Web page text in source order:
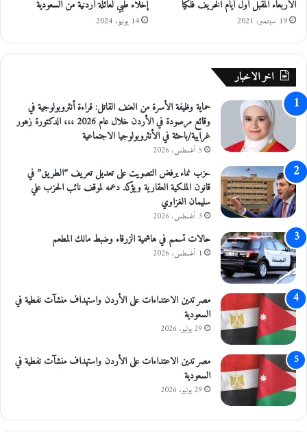
ن
ي
إ
ل
غ
ز
الأربعاء المقبل أول أيام الخريف فلكيا
19 سبتمبر، 2021
إخلاء طبي لعائلة أردنية من السعودية
14 يونيو، 2024
اخر الاخبار
حماية وظيفة الأسرة من العنف القاتل: قراءة أنثروبولوجية في
وقائع مرصودة في الأردن خلال عام 2026 ،،، الدكتورة زهور
غرايبة/باحثة في الأنثروبولوجيا الاجتماعية
5 أغسطس، 2026
حزب نماء يرفض التصويت على تعديل تعريف “الطريق” في
قانون الملكية العقارية ويؤكد دعمه لموقف نائب الحزب علي
سليمان الغزاوي
3 أغسطس، 2026
حالات تسمم في هاشمية الزرقاء وضبط مالك المطعم
1 أغسطس، 2026
مصر تدين الاعتداءات على الأردن واستهداف منشآت نفطية في
السعودية
29 يوليو، 2026
مصر تدين الاعتداءات على الأردن واستهداف منشآت نفطية في
السعودية
29 يوليو، 2026